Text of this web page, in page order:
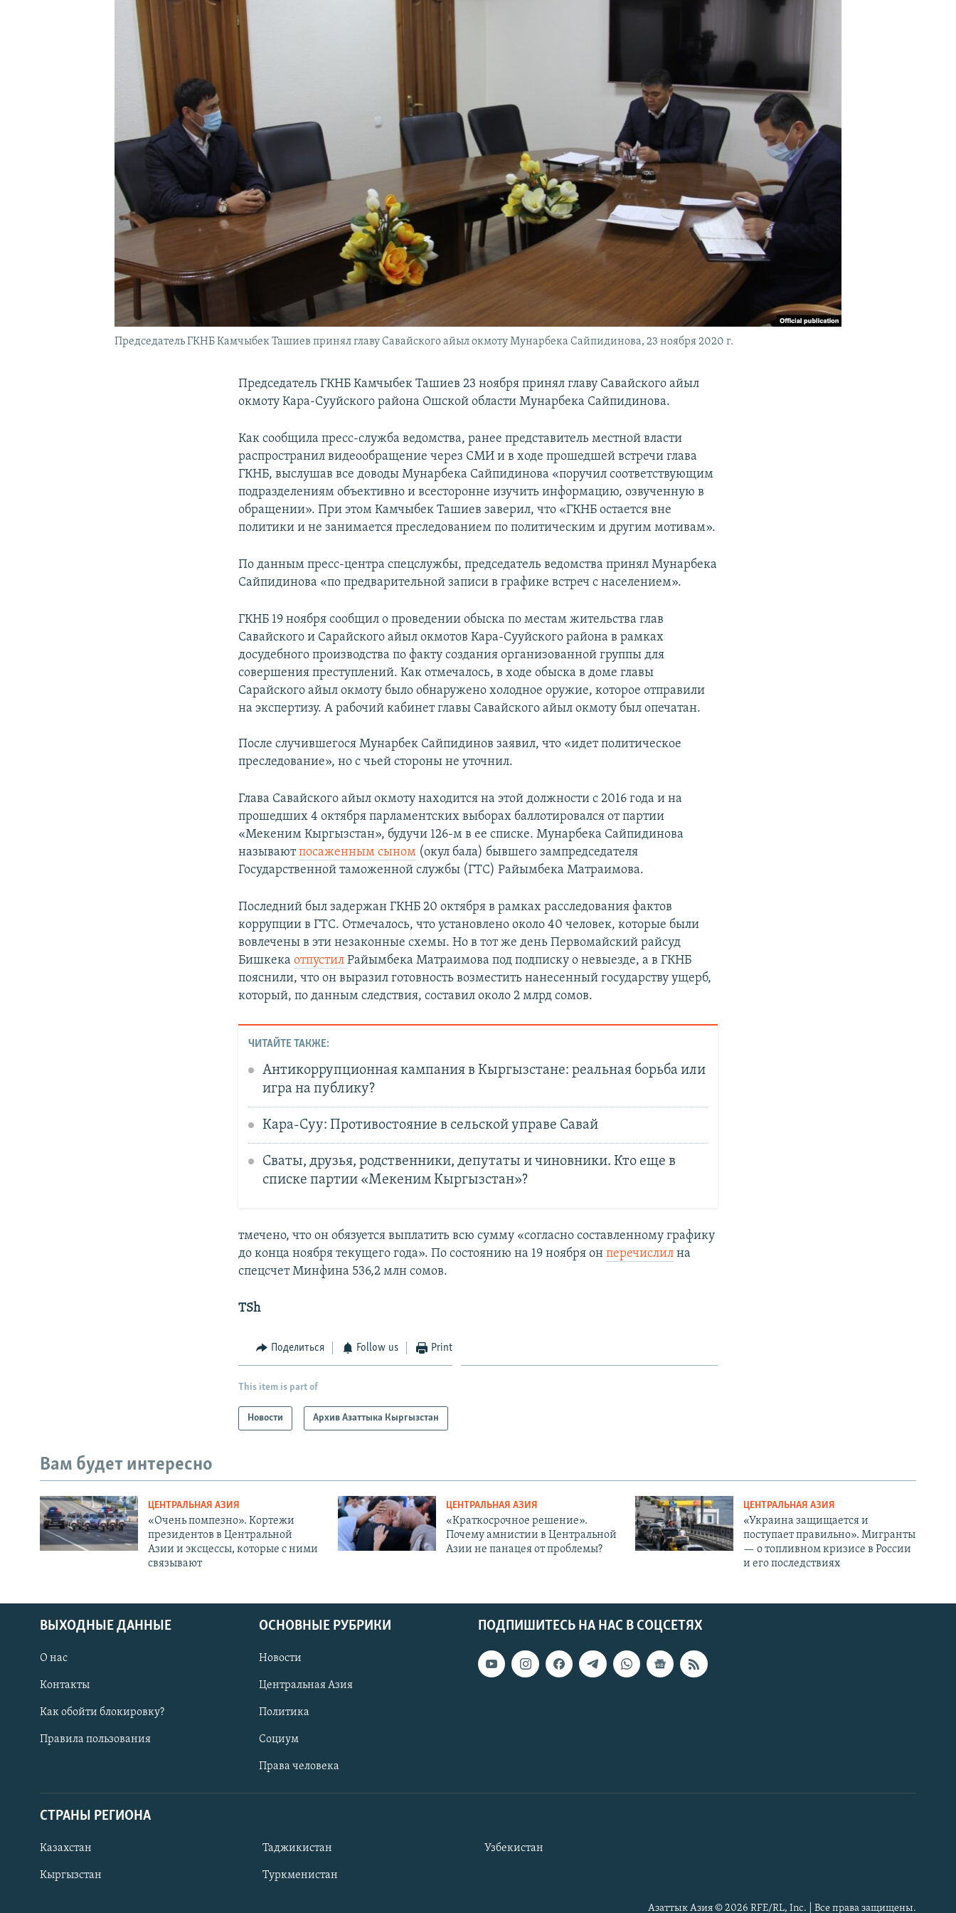
Председатель ГКНБ Камчыбек Ташиев принял главу Савайского айыл окмоту Мунарбека Сайпидинова, 23 ноября 2020 г.
Председатель ГКНБ Камчыбек Ташиев 23 ноября принял главу Савайского айыл
окмоту Кара-Сууйского района Ошской области Мунарбека Сайпидинова.
Как сообщила пресс-служба ведомства, ранее представитель местной власти
распространил видеообращение через СМИ и в ходе прошедшей встречи глава
ГКНБ, выслушав все доводы Мунарбека Сайпидинова «поручил соответствующим
подразделениям объективно и всесторонне изучить информацию, озвученную в
обращении». При этом Камчыбек Ташиев заверил, что «ГКНБ остается вне
политики и не занимается преследованием по политическим и другим мотивам».
По данным пресс-центра спецслужбы, председатель ведомства принял Мунарбека
Сайпидинова «по предварительной записи в графике встреч с населением».
ГКНБ 19 ноября сообщил о проведении обыска по местам жительства глав
Савайского и Сарайского айыл окмотов Кара-Сууйского района в рамках
досудебного производства по факту создания организованной группы для
совершения преступлений. Как отмечалось, в ходе обыска в доме главы
Сарайского айыл окмоту было обнаружено холодное оружие, которое отправили
на экспертизу. А рабочий кабинет главы Савайского айыл окмоту был опечатан.
После случившегося Мунарбек Сайпидинов заявил, что «идет политическое
преследование», но с чьей стороны не уточнил.
Глава Савайского айыл окмоту находится на этой должности с 2016 года и на
прошедших 4 октября парламентских выборах баллотировался от партии
«Мекеним Кыргызстан», будучи 126-м в ее списке. Мунарбека Сайпидинова
называютпосаженным сыном (окул бала) бывшего зампредседателя
Государственной таможенной службы (ГТС) Райымбека Матраимова.
Последний был задержан ГКНБ 20 октября в рамках расследования фактов
коррупции в ГТС. Отмечалось, что установлено около 40 человек, которые были
вовлечены в эти незаконные схемы. Но в тот же день Первомайский райсуд
БишкекаотпустилРайымбека Матраимова под подписку о невыезде, а в ГКНБ
пояснили, что он выразил готовность возместить нанесенный государству ущерб,
который, по данным следствия, составил около 2 млрд сомов.
ЧИТАЙТЕ ТАКЖЕ:
Антикоррупционная кампания в Кыргызстане: реальная борьба или
игра на публику?
Кара-Суу: Противостояние в сельской управе Савай
Сваты, друзья, родственники, депутаты и чиновники. Кто еще в
списке партии «Мекеним Кыргызстан»?
тмечено, что он обязуется выплатить всю сумму «согласно составленному графику
до конца ноября текущего года». По состоянию на 19 ноября онперечислил на
спецсчет Минфина 536,2 млн сомов.
TSh
Поделиться Follow us Print
This item is part of
Новости Архив Азаттыка Кыргызстан
Вам будет интересно
ЦЕНТРАЛЬНАЯ АЗИЯ
«Очень помпезно». Кортежи
президентов в Центральной
Азии и эксцессы, которые с ними
связывают
ЦЕНТРАЛЬНАЯ АЗИЯ
«Краткосрочное решение».
Почему амнистии в Центральной
Азии не панацея от проблемы?
ЦЕНТРАЛЬНАЯ АЗИЯ
«Украина защищается и
поступает правильно». Мигранты
— о топливном кризисе в России
и его последствиях
ПОДПИШИТЕСЬ НА НАС В СОЦСЕТЯХ
ВЫХОДНЫЕ ДАННЫЕ
О нас
Контакты
Как обойти блокировку?
Правила пользования
ОСНОВНЫЕ РУБРИКИ
Новости
Центральная Азия
Политика
Социум
Права человека
СТРАНЫ РЕГИОНА
Казахстан
Кыргызстан
Таджикистан
Туркменистан
Узбекистан
Азаттык Азия © 2026 RFE/RL, Inc. | Все права защищены.